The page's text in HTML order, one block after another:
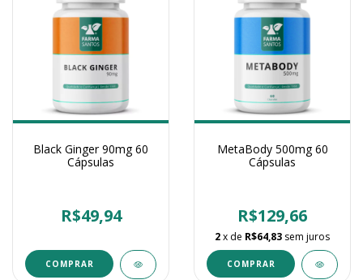
Black Ginger 90mg 60
Cápsulas
R$49,94
MetaBody 500mg 60
Cápsulas
R$129,66
2x de R$64,83 sem juros